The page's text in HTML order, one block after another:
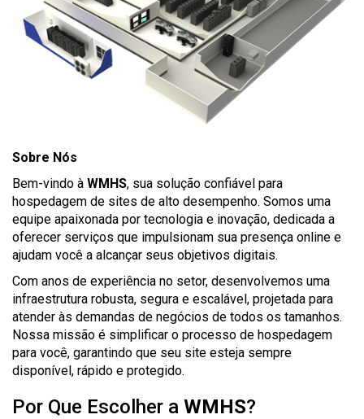
Sobre Nós
Bem-vindo à WMHS, sua solução confiável para
hospedagem de sites de alto desempenho. Somos uma
equipe apaixonada por tecnologia e inovação, dedicada a
oferecer serviços que impulsionam sua presença online e
ajudam você a alcançar seus objetivos digitais.
Com anos de experiência no setor, desenvolvemos uma
infraestrutura robusta, segura e escalável, projetada para
atender às demandas de negócios de todos os tamanhos.
Nossa missão é simplificar o processo de hospedagem
para você, garantindo que seu site esteja sempre
disponível, rápido e protegido.
Por Que Escolher a WMHS?